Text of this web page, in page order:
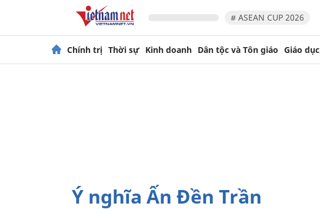
# ASEAN CUP 2026
Chính trị Thời sự Kinh doanh Dân tộc và Tôn giáo Giáo dục
Ý nghĩa Ấn Đền Trần